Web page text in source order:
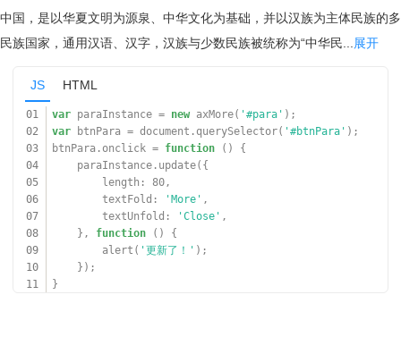
中国，是以华夏文明为源泉、中华文化为基础，并以汉族为主体民族的多
民族国家，通用汉语、汉字，汉族与少数民族被统称为“中华民...
展开
JS HTML
01 var paraInstance = new axMore( '#para' );
02
var btnPara = document.querySelector( '#btnPara' );
03
btnPara.onclick = function
() {
04
paraInstance.update({
05
length: 80,
06
textFold: 'More' ,
07
textUnfold: 'Close' ,
08
}, function
() {
09
alert( '更新了！' );
10
});
11
}